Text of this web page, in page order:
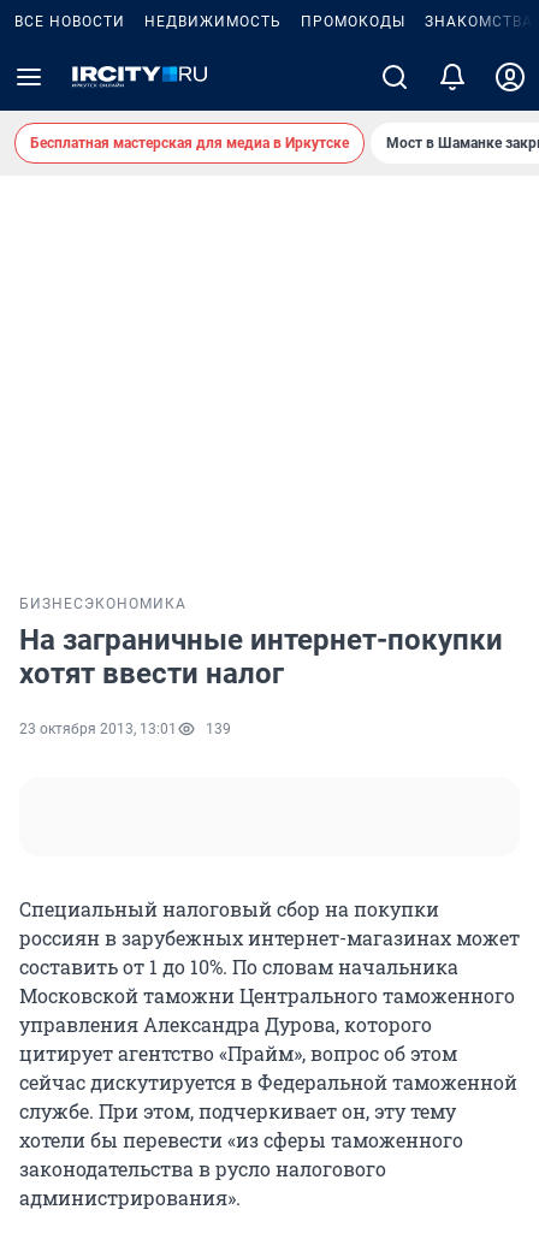
ВСЕ НОВОСТИ НЕДВИЖИМОСТЬ ПРОМОКОДЫ ЗНАКОМСТВА
Бесплатная мастерская для медиа в Иркутске Мост в Шаманке
БИЗНЕС ЭКОНОМИКА
На заграничные интернет-покупки
хотят ввести налог
23 октября 2013, 13:01 139
Специальный налоговый сбор на покупки
россиян в зарубежных интернет-магазинах может
составить от 1 до 10%. По словам начальника
Московской таможни Центрального таможенного
управления Александра Дурова, которого
цитирует агентство «Прайм», вопрос об этом
сейчас дискутируется в Федеральной таможенной
службе. При этом, подчеркивает он, эту тему
хотели бы перевести «из сферы таможенного
законодательства в русло налогового
администрирования».